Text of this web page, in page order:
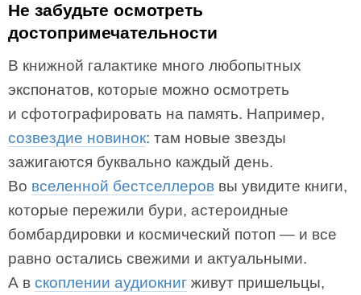
Не забудьте осмотреть
достопримечательности
В книжной галактике много любопытных
экспонатов, которые можно осмотреть
и сфотографировать на память. Например,
созвездие новинок: там новые звезды
зажигаются буквально каждый день.
Во вселенной бестселлеров вы увидите книги,
которые пережили бури, астероидные
бомбардировки и космический потоп — и все
равно остались свежими и актуальными.
А в скоплении аудиокниг живут пришельцы,